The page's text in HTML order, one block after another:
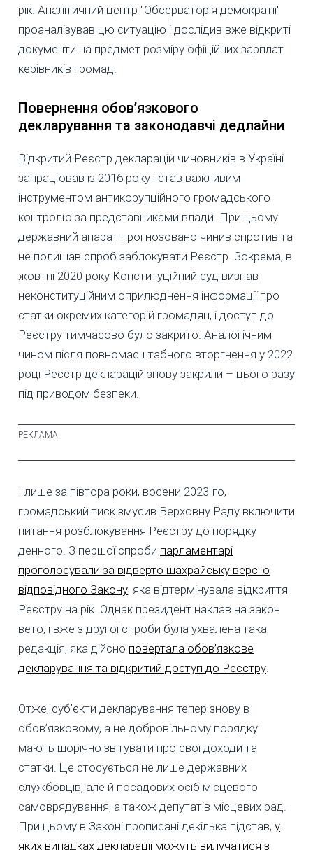
рік. Аналітичний центр "Обсерваторія демократії"
проаналізував цю ситуацію і дослідив вже відкриті
документи на предмет розміру офіційних зарплат
керівників громад.
Повернення обов’язкового
декларування та законодавчі дедлайни
Відкритий Реєстр декларацій чиновників в Україні
запрацював із 2016 року і став важливим
інструментом антикорупційного громадського
контролю за представниками влади. При цьому
державний апарат прогнозовано чинив спротив та
не полишав спроб заблокувати Реєстр. Зокрема, в
жовтні 2020 року Конституційний суд визнав
неконституційним оприлюднення інформації про
статки окремих категорій громадян, і доступ до
Реєстру тимчасово було закрито. Аналогічним
чином після повномасштабного вторгнення у 2022
році Реєстр декларацій знову закрили – цього разу
під приводом безпеки.
І лише за півтора роки, восени 2023-го,
громадський тиск змусив Верховну Раду включити
питання розблокування Реєстру до порядку
денного. З першої спроби парламентарі
проголосували за відверто шахрайську версію
відповідного Закону, яка відтермінувала відкриття
Реєстру на рік. Однак президент наклав на закон
вето, і вже з другої спроби була ухвалена така
редакція, яка дійсно повертала обов’язкове
декларування та відкритий доступ до Реєстру.
Отже, суб’єкти декларування тепер знову в
обов’язковому, а не добровільному порядку
мають щорічно звітувати про свої доходи та
статки. Це стосується не лише державних
службовців, але й посадових осіб місцевого
самоврядування, а також депутатів місцевих рад.
При цьому в Законі прописані декілька підстав, у
яких випадках декларації можуть вилучатися з